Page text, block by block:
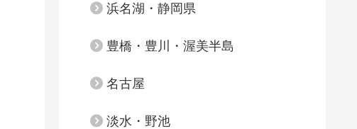
浜名湖・静岡県
豊橋・豊川・渥美半島
名古屋
淡水・野池